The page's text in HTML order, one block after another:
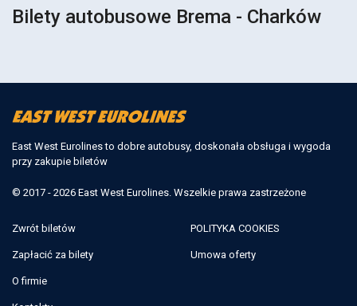
Bilety autobusowe Brema - Charków
East West Eurolines to dobre autobusy, doskonała obsługa i wygoda
przy zakupie biletów
© 2017 - 2026 East West Eurolines. Wszelkie prawa zastrzeżone
Zwrót biletów
Zapłacić za bilety
O firmie
POLITYKA COOKIES
Umowa oferty